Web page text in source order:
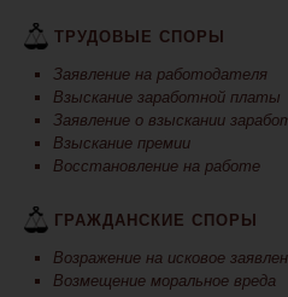
ТРУДОВЫЕ СПОРЫ
Заявление на работодателя
Взыскание заработной платы
Заявление о взыскании
Взыскание премии
Восстановление на работе
ГРАЖДАНСКИЕ СПОРЫ
Возражение на исковое
Возмещение моральное вреда